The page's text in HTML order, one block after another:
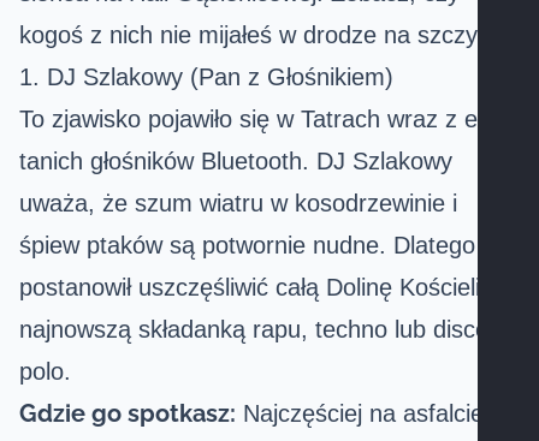
kogoś z nich nie mijałeś w drodze na szczyt.
1. DJ Szlakowy (Pan z Głośnikiem)
To zjawisko pojawiło się w Tatrach wraz z erą
tanich głośników Bluetooth. DJ Szlakowy
uważa, że szum wiatru w kosodrzewinie i
śpiew ptaków są potwornie nudne. Dlatego
postanowił uszczęśliwić całą Dolinę Kościeliską
najnowszą składanką rapu, techno lub disco-
polo.
Gdzie go spotkasz: Najczęściej na asfalcie do